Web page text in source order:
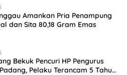
Amankan Pria Penampung
dan Sita 80,18 Gram Emas
Bekuk Pencuri HP Pengurus
Pelaku Terancam 5 Tahun